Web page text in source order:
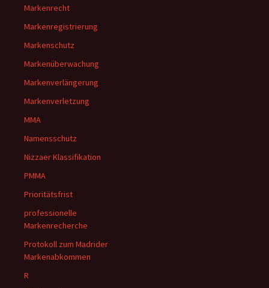
Markenrecht
Markenregistrierung
Markenschutz
Markenüberwachung
Markenverlängerung
Markenverletzung
MMA
Namensschutz
Nizzaer Klassifikation
PMMA
Prioritätsfrist
professionelle
Markenrecherche
Protokoll zum Madrider
Markenabkommen
R